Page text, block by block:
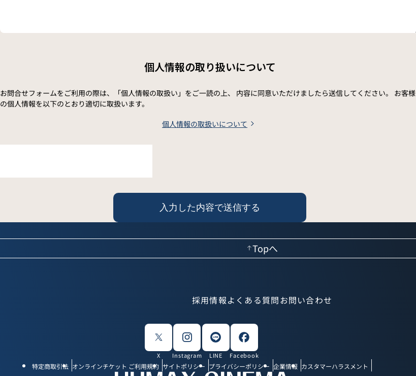
個人情報の取り扱いについて
お問合せフォームをご利用の際は、「個人情報の取扱い」をご一読の上、 内容に同意いただけましたら送信してください。 お客様
の個人情報を以下のとおり適切に取扱います。
個人情報の取扱いについて
Topへ
採用情報よくある質問お問い合わせ
X Instagram LINE Facebook
特定商取引法 オンラインチケット ご利用規約 サイトポリシー プライバシーポリシー 企業情報 カスタマーハラスメント